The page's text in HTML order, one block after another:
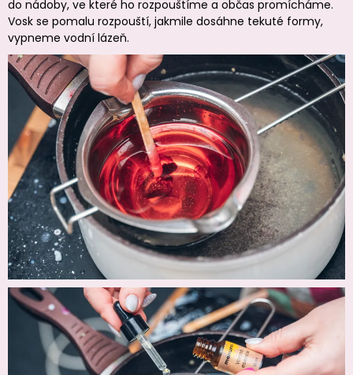
do nádoby, ve které ho rozpouštíme a občas promícháme.
Vosk se pomalu rozpouští, jakmile dosáhne tekuté formy,
vypneme vodní lázeň.